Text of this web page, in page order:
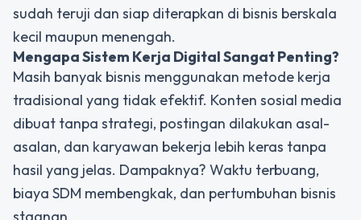
sudah teruji dan siap diterapkan di bisnis berskala
kecil maupun menengah.
Mengapa Sistem Kerja Digital Sangat Penting?
Masih banyak bisnis menggunakan metode kerja
tradisional yang tidak efektif. Konten sosial media
dibuat tanpa strategi, postingan dilakukan asal-
asalan, dan karyawan bekerja lebih keras tanpa
hasil yang jelas. Dampaknya? Waktu terbuang,
biaya SDM membengkak, dan pertumbuhan bisnis